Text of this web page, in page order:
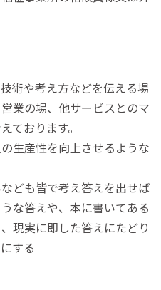
術や考え方などを伝える場
業の場、他サービスとのマ
ております。
生産性を向上させるような
ども皆で考え答えを出せば
な答えや、本に書いてある
現実に即した答えにたどり
する